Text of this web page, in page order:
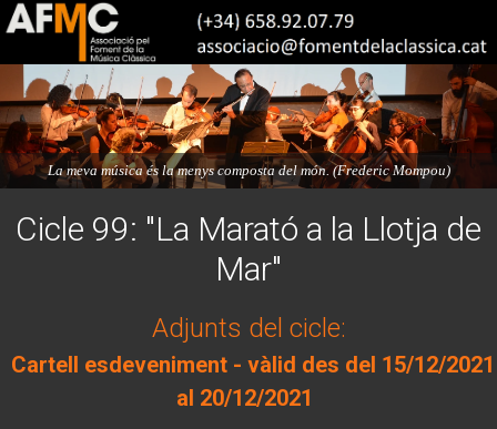
La meva música és la menys composta del món. (Frederic Mompou)
Cicle 99: "La Marató a la Llotja de
Mar"
Adjunts del cicle:
Cartell esdeveniment - vàlid des del 15/12/2021
al 20/12/2021